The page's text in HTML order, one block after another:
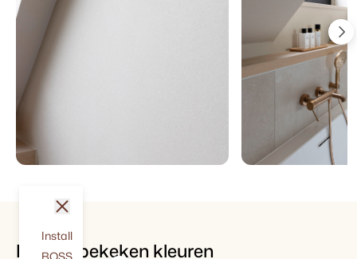
Recent bekeken kleuren
Install
sluit